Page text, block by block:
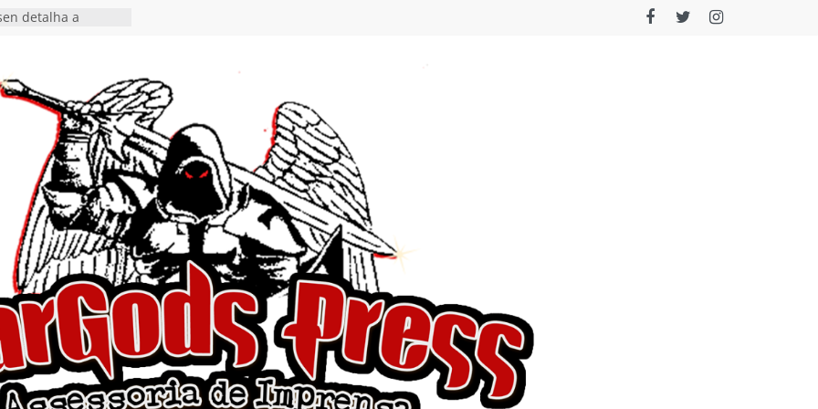
detalha a
“Eclipse”, segundo
“Dreaming”
e a artificialidade
e videoclipe de
gaúcha de Heavy
“Hellforge”
“Dead Flies
nas plataformas em
A. Romero